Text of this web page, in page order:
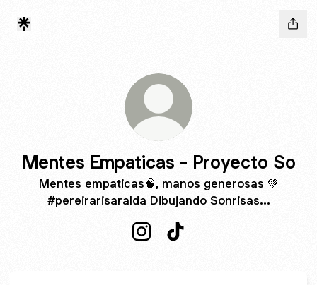
Mentes Empaticas - Proyecto So
Mentes empaticas🧠, manos generosas 💚
#pereirarisaralda Dibujando Sonrisas...